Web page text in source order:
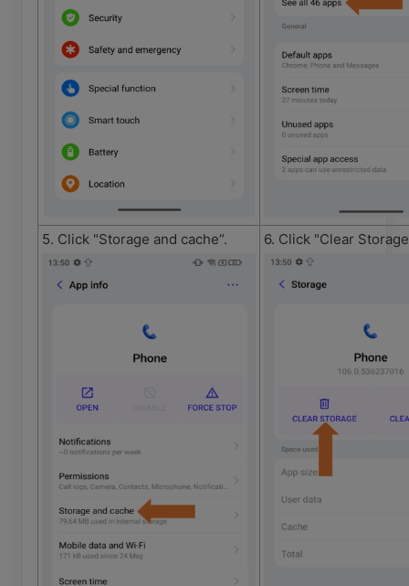
5. Click "Storage and cache“. 6. Click "Clear